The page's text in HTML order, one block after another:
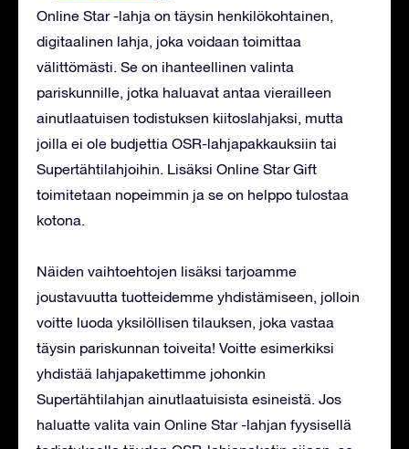
Online Star -lahja on täysin henkilökohtainen,
digitaalinen lahja, joka voidaan toimittaa
välittömästi. Se on ihanteellinen valinta
pariskunnille, jotka haluavat antaa vierailleen
ainutlaatuisen todistuksen kiitoslahjaksi, mutta
joilla ei ole budjettia OSR-lahjapakkauksiin tai
Supertähtilahjoihin. Lisäksi Online Star Gift
toimitetaan nopeimmin ja se on helppo tulostaa
kotona.
Näiden vaihtoehtojen lisäksi tarjoamme
joustavuutta tuotteidemme yhdistämiseen, jolloin
voitte luoda yksilöllisen tilauksen, joka vastaa
täysin pariskunnan toiveita! Voitte esimerkiksi
yhdistää lahjapakettimme johonkin
Supertähtilahjan ainutlaatuisista esineistä. Jos
haluatte valita vain Online Star -lahjan fyysisellä